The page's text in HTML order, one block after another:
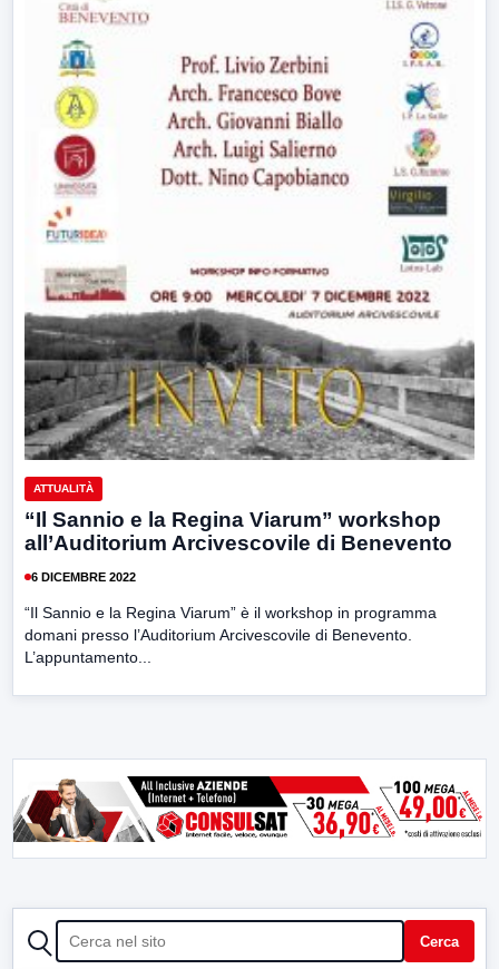
ATTUALITÀ
“Il Sannio e la Regina Viarum” workshop
all’Auditorium Arcivescovile di Benevento
6 DICEMBRE 2022
“Il Sannio e la Regina Viarum” è il workshop in programma
domani presso l’Auditorium Arcivescovile di Benevento.
L’appuntamento...
CERCA Cerca